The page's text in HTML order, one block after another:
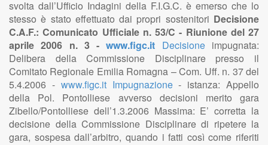
svolta dall’Ufficio Indagini della F.I.G.C. è emerso che lo
stesso è stato effettuato dai propri sostenitori Decisione
C.A.F.: Comunicato Ufficiale n. 53/C - Riunione del 27
aprile 2006 n. 3 -www.figc.it Decisioneimpugnata:
Delibera della Commissione Disciplinare presso il
Comitato Regionale Emilia Romagna – Com. Uff. n. 37 del
5.4.2006 - www.figc.it Impugnazione- istanza: Appello
della Pol. Pontolliese avverso decisioni merito gara
Zibello/Pontolliese dell’1.3.2006 Massima: E’ corretta la
decisione della Commissione Disciplinare di ripetere la
gara, sospesa dall’arbitro, quando i fatti così come riferiti